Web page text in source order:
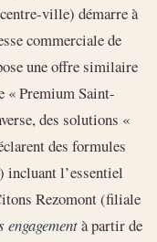
ville) démarre à
commerciale de
une offre similaire
« Premium Saint-
des solutions «
des formules
incluant l’essentiel
Rezomont (filiale
engagementà partir de